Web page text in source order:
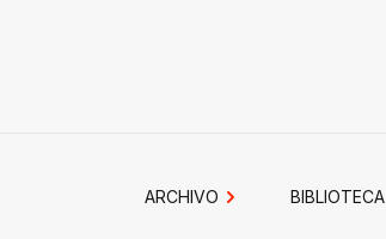
ARCHIVO BIBLIOTECA